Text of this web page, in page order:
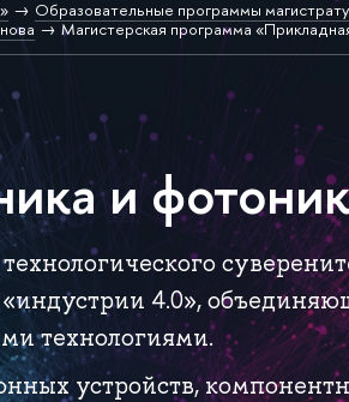
Образовательные программы
Магистерская программа
и
4.0»,
технологиями.
устройств,